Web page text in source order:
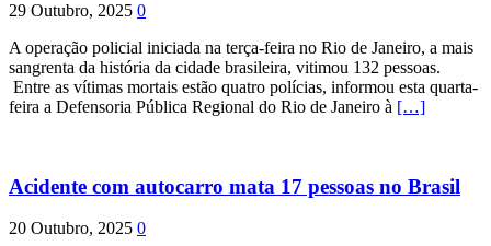
29 Outubro, 2025 0
A operação policial iniciada na terça-feira no Rio de Janeiro, a mais
sangrenta da história da cidade brasileira, vitimou 132 pessoas.
Entre as vítimas mortais estão quatro polícias, informou esta quarta-
feira a Defensoria Pública Regional do Rio de Janeiro à […]
Acidente com autocarro mata 17 pessoas no Brasil
20 Outubro, 2025 0